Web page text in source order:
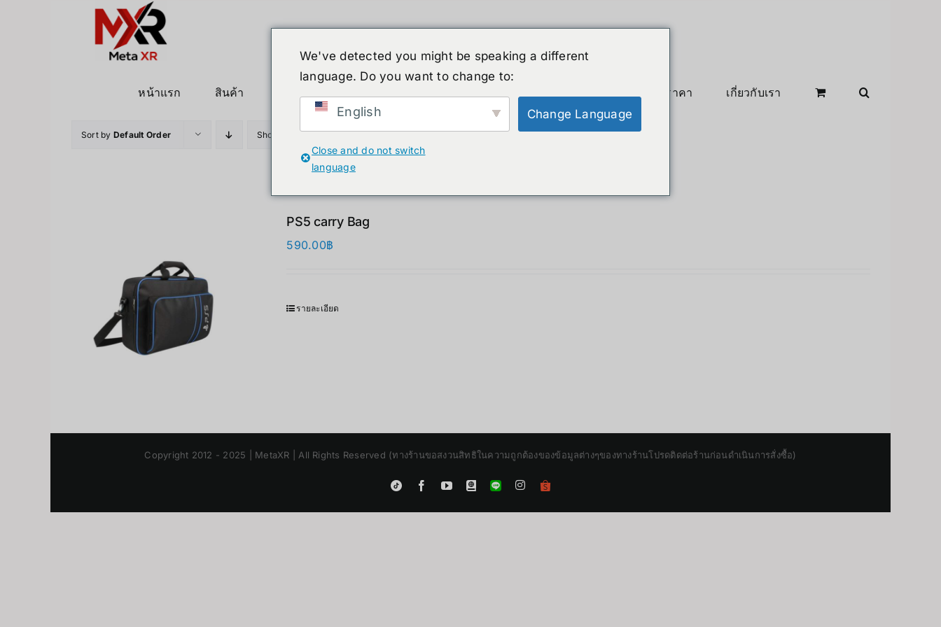
หน้าแรก
สินค้า สินค้าลดราคา เกี่ยวกับเรา
Sort by Default Order Show 12 Products
PS5 carry Bag
590.00฿
รายละเอียด
Copyright 2012 - 2025 | MetaXR | All Rights Reserved (ทางร้านขอสงวนสิทธิในความถูกต้องของข้อมูลต่างๆของทางร้านโปรดติดต่อร้านก่อนดำเนินการสั่งซื้อ)
Tiktok FacebookYouTubeBlogger
LINE
Instagram
Shopee
We've detected you might be speaking a different
language. Do you want to change to:
English Change Language
Close and do not switch
language